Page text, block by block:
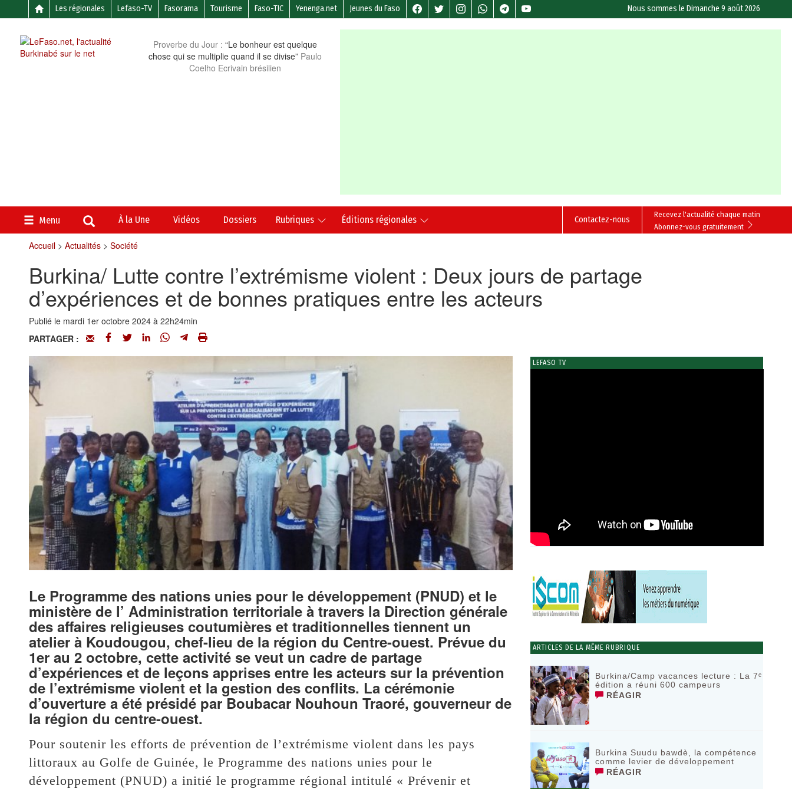
Les régionales Lefaso-TV Fasorama Tourisme Faso-TIC Yenenga.net Jeunes du Faso Nous sommes leDimanche 9 août 2026
Proverbe du Jour : “Le bonheur est quelque
chose qui se multiplie quand il se divise” Paulo
Coelho Ecrivain brésilien
Menu À la Une Vidéos Dossiers Rubriques Éditions régionales
Recevez l'actualité chaque matin
Abonnez-vous gratuitement
Contactez-nous
Accueil> Actualités> Société
Burkina/ Lutte contre l’extrémisme violent : Deux jours de partage
d’expériences et de bonnes pratiques entre les acteurs
Publié le mardi 1er octobre 2024 à 22h24min
PARTAGER :
Le Programme des nations unies pour le développement (PNUD) et le
ministère de l’ Administration territoriale à travers la Direction générale
des affaires religieuses coutumières et traditionnelles tiennent un
atelier à Koudougou, chef-lieu de la région du Centre-ouest. Prévue du
1er au 2 octobre, cette activité se veut un cadre de partage
d’expériences et de leçons apprises entre les acteurs sur la prévention
de l’extrémisme violent et la gestion des conflits. La cérémonie
d’ouverture a été présidé par Boubacar Nouhoun Traoré, gouverneur de
la région du centre-ouest.
Pour soutenir les efforts de prévention de l’extrémisme violent dans les pays
littoraux au Golfe de Guinée, le Programme des nations unies pour le
développement (PNUD) a initié le programme régional intitulé « Prévenir et
LEFASO TV
ARTICLES DE LA MÊME RUBRIQUE
Burkina/Camp vacances lecture : La 7ᵉ
édition a réuni 600 campeurs
RÉAGIR
Burkina Suudu bawdè, la compétence
comme levier de développement
RÉAGIR